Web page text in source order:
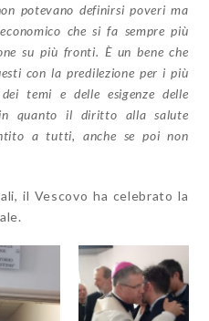
potevano definirsi poveri ma
che si fa sempre più
su più fronti. È un bene che
con la predilezione per i più
temi e delle esigenze delle
quanto il diritto alla salute
a tutti, anche se poi non
il Vescovo ha celebrato la